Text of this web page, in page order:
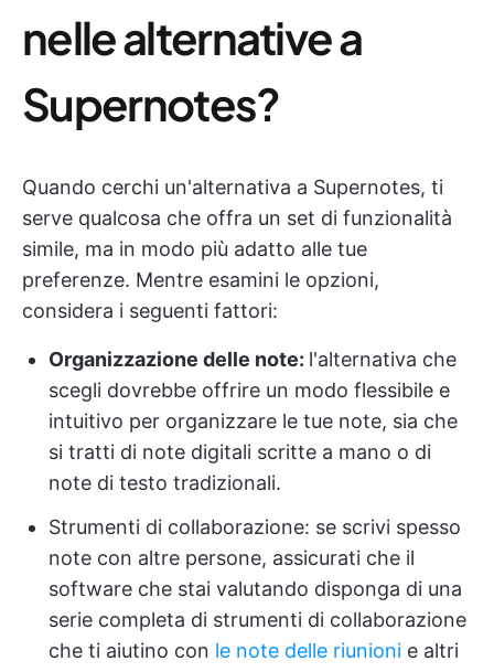
nelle alternative a
Supernotes?
Quando cerchi un'alternativa a Supernotes, ti
serve qualcosa che offra un set di funzionalità
simile, ma in modo più adatto alle tue
preferenze. Mentre esamini le opzioni,
considera i seguenti fattori:
Organizzazione delle note: l'alternativa che
scegli dovrebbe offrire un modo flessibile e
intuitivo per organizzare le tue note, sia che
si tratti di note digitali scritte a mano o di
note di testo tradizionali.
Strumenti di collaborazione: se scrivi spesso
note con altre persone, assicurati che il
software che stai valutando disponga di una
serie completa di strumenti di collaborazione
che ti aiutino con le note delle riunioni e altri